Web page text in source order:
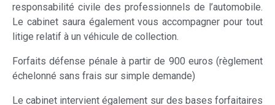
responsabilité civile des professionnels de l’automobile.
Le cabinet saura également vous accompagner pour tout
litige relatif à un véhicule de collection.
Forfaits défense pénale à partir de 900 euros (règlement
échelonné sans frais sur simple demande)
Le cabinet intervient également sur des bases forfaitaires